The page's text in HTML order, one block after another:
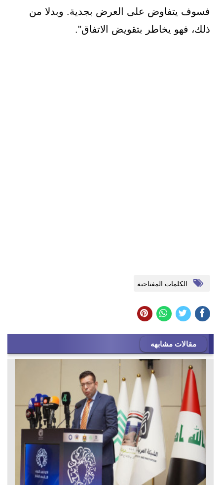
فسوف يتفاوض على العرض بجدية. وبدلا من
ذلك، فهو يخاطر بتقويض الاتفاق".
الكلمات المفتاحية
مقالات مشابهه